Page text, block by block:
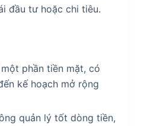
đầu tư hoặc chi tiêu.
phần tiền mặt, có
kế hoạch mở rộng
quản lý tốt dòng tiền,